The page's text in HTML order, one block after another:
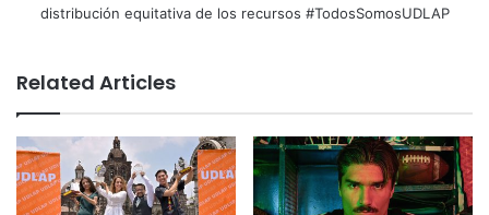
distribución equitativa de los recursos #TodosSomosUDLAP
Related Articles